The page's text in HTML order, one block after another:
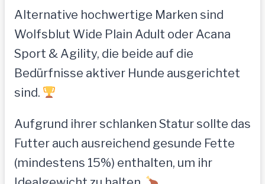
Alternative hochwertige Marken sind
Wolfsblut Wide Plain Adult oder Acana
Sport & Agility, die beide auf die
Bedürfnisse aktiver Hunde ausgerichtet
sind.
Aufgrund ihrer schlanken Statur sollte das
Futter auch ausreichend gesunde Fette
(mindestens 15%) enthalten, um ihr